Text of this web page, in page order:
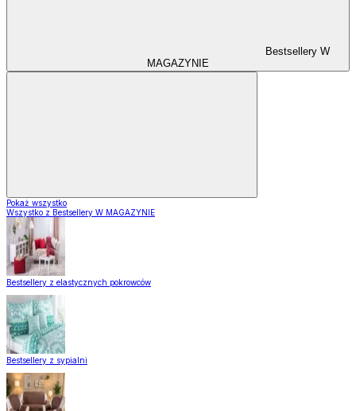
Bestsellery W
MAGAZYNIE
Pokaż wszystko
Wszystko z Bestsellery W MAGAZYNIE
Bestsellery z elastycznych pokrowców
Bestsellery z sypialni